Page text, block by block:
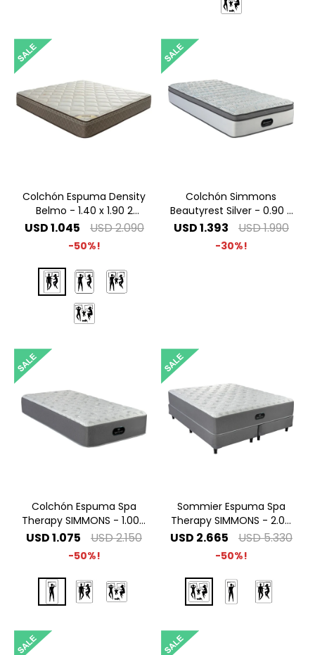
Colchón Espuma Density
Belmo - 1.40 x 1.90 2
Plazas
USD1.045 USD2.090
50
Colchón Simmons
Beautyrest Silver - 0.90 x
1.90 1 Plaza
USD1.393 USD1.990
30
Colchón Espuma Spa
Therapy SIMMONS - 1.00 x
2.00 1 Plaza Especial
USD1.075 USD2.150
50
Sommier Espuma Spa
Therapy SIMMONS - 2.00
x 2.00 Super King
USD 2.665 USD5.330
50